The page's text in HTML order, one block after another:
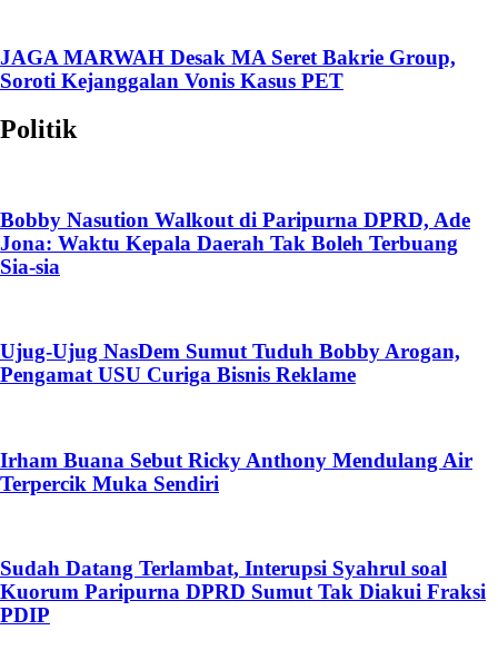
JAGA MARWAH Desak MA Seret Bakrie Group,
Soroti Kejanggalan Vonis Kasus PET
Politik
Bobby Nasution Walkout di Paripurna DPRD, Ade
Jona: Waktu Kepala Daerah Tak Boleh Terbuang
Sia-sia
Ujug-Ujug NasDem Sumut Tuduh Bobby Arogan,
Pengamat USU Curiga Bisnis Reklame
Irham Buana Sebut Ricky Anthony Mendulang Air
Terpercik Muka Sendiri
Sudah Datang Terlambat, Interupsi Syahrul soal
Kuorum Paripurna DPRD Sumut Tak Diakui Fraksi
PDIP